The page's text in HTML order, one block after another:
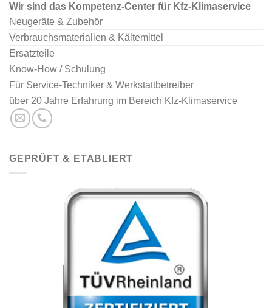
Wir sind das Kompetenz-Center für Kfz-Klimaservice
Neugeräte & Zubehör
Verbrauchsmaterialien & Kältemittel
Ersatzteile
Know-How / Schulung
Für Service-Techniker & Werkstattbetreiber
über 20 Jahre Erfahrung im Bereich Kfz-Klimaservice
GEPRÜFT & ETABLIERT